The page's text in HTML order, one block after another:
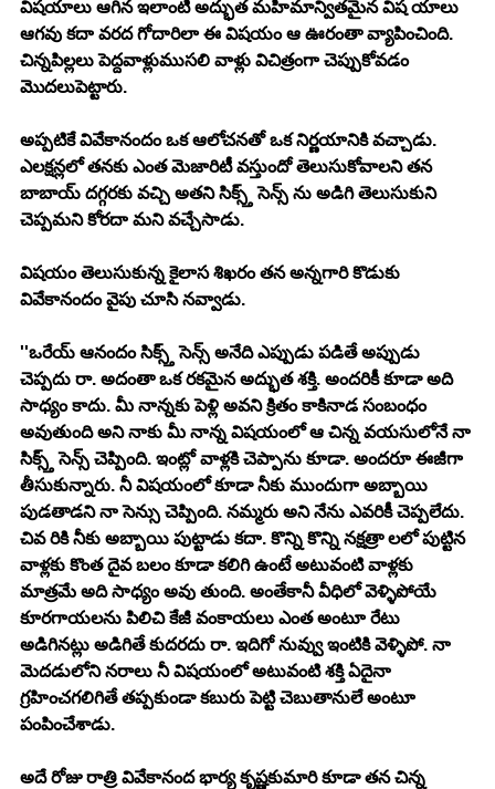
విషయాలు ఆగిన ఇలాంటి అద్భుత మహిమాన్వితమైన విష యాలు
ఆగవు కదా వరద గోదారిలా ఈ విషయం ఆ ఊరంతా వ్యాపించింది.
చిన్నపిల్లలు పెద్దవాళ్లుముసలి వాళ్లు విచిత్రంగా చెప్పుకోవడం
మొదలుపెట్టారు.
అప్పటికే వివేకానందం ఒక ఆలోచనతో ఒక నిర్ణయానికి వచ్చాడు.
ఎలక్షన్లలో తనకు ఎంత మెజారిటీ వస్తుందో తెలుసుకోవాలని తన
బాబాయ్ దగ్గరకు వచ్చి అతని సిక్స్త్ సెన్స్ ను అడిగి తెలుసుకుని
చెప్పమని కోరదా మని వచ్చేసాడు.
విషయం తెలుసుకున్న కైలాస శిఖరం తన అన్నగారి కొడుకు
వివేకానందం వైపు చూసి నవ్వాడు.
''ఒరేయ్ ఆనందం సిక్స్త్ సెన్స్ అనేది ఎప్పుడు పడితే అప్పుడు
చెప్పదు రా. అదంతా ఒక రకమైన అద్భుత శక్తి. అందరికీ కూడా అది
సాధ్యం కాదు. మీ నాన్నకు పెళ్లి అవని క్రితం కాకినాడ సంబంధం
అవుతుంది అని నాకు మీ నాన్న విషయంలో ఆ చిన్న వయసులోనే నా
సిక్స్త్ సెన్స్ చెప్పింది. ఇంట్లో వాళ్లకి చెప్పాను కూడా. అందరూ ఈజీగా
తీసుకున్నారు. నీ విషయంలో కూడా నీకు ముందుగా అబ్బాయి
పుడతాడని నా సెన్సు చెప్పింది. నమ్మరు అని నేను ఎవరికీ చెప్పలేదు.
చివ రికి నీకు అబ్బాయి పుట్టాడు కదా. కొన్ని కొన్ని నక్షత్రా లలో పుట్టిన
వాళ్లకు కొంత దైవ బలం కూడా కలిగి ఉంటే అటువంటి వాళ్లకు
మాత్రమే అది సాధ్యం అవు తుంది. అంతేకానీ వీధిలో వెళ్ళిపోయే
కూరగాయలను పిలిచి కేజీ వంకాయలు ఎంత అంటూ రేటు
అడిగినట్లు అడిగితే కుదరదు రా. ఇదిగో నువ్వు ఇంటికి వెళ్ళిపో. నా
మెదడులోని నరాలు నీ విషయంలో అటువంటి శక్తి ఏదైనా
గ్రహించగలిగితే తప్పకుండా కబురు పెట్టి చెబుతానులే అంటూ
పంపించేశాడు.
అదే రోజు రాత్రి వివేకానంద భార్య కృష్ణకుమారి కూడా తన చిన్న